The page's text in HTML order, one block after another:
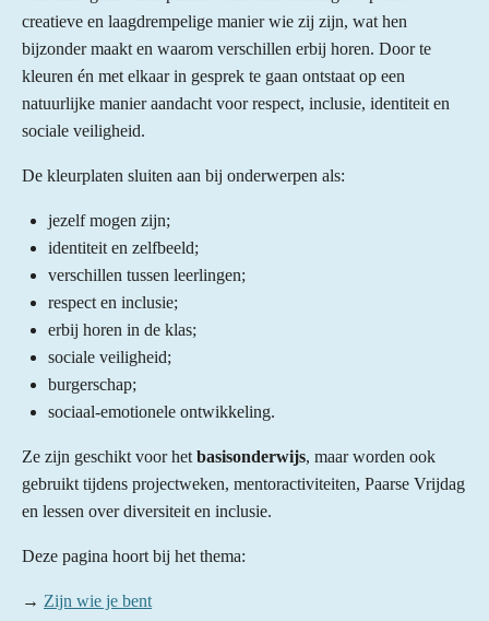
creatieve en laagdrempelige manier wie zij zijn, wat hen
bijzonder maakt en waarom verschillen erbij horen. Door te
kleuren én met elkaar in gesprek te gaan ontstaat op een
natuurlijke manier aandacht voor respect, inclusie, identiteit en
sociale veiligheid.
De kleurplaten sluiten aan bij onderwerpen als:
jezelf mogen zijn;
identiteit en zelfbeeld;
verschillen tussen leerlingen;
respect en inclusie;
erbij horen in de klas;
sociale veiligheid;
burgerschap;
sociaal-emotionele ontwikkeling.
Ze zijn geschikt voor het basisonderwijs, maar worden ook
gebruikt tijdens projectweken, mentoractiviteiten, Paarse Vrijdag
en lessen over diversiteit en inclusie.
Deze pagina hoort bij het thema:
→ Zijn wie je bent